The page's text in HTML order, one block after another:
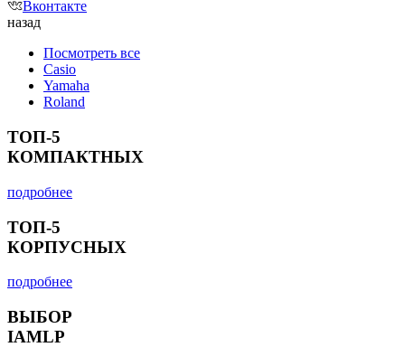
Вконтакте
назад
Посмотреть все
Casio
Yamaha
Roland
ТОП-5
КОМПАКТНЫХ
подробнее
ТОП-5
КОРПУСНЫХ
подробнее
ВЫБОР
IAMLP